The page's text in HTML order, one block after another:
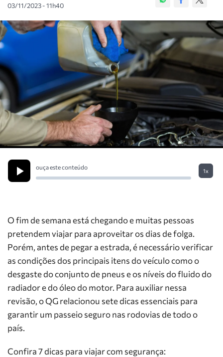
03/11/2023 - 11h40
ouça este conteúdo
1x
O fim de semana está chegando e muitas pessoas
pretendem viajar para aproveitar os dias de folga.
Porém, antes de pegar a estrada, é necessário verificar
as condições dos principais itens do veículo como o
desgaste do conjunto de pneus e os níveis do fluido do
radiador e do óleo do motor. Para auxiliar nessa
revisão, o QG relacionou sete dicas essenciais para
garantir um passeio seguro nas rodovias de todo o
país.
Confira 7 dicas para viajar com segurança: